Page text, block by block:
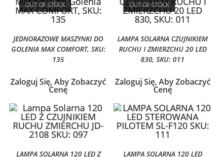
OUT OF STOCK
JEDNORAZOWE MASZYNKI DO
GOLENIA MAX COMFORT, SKU:
135
Zaloguj Się, Aby Zobaczyć
Cenę
OUT OF STOCK
LAMPA SOLARNA CZUJNIKIEM
RUCHU I ZMIERZCHU 20 LED
830, SKU: 011
Zaloguj Się, Aby Zobaczyć
Cenę
LAMPA SOLARNA 120 LED Z
LAMPA SOLARNA 120 LED